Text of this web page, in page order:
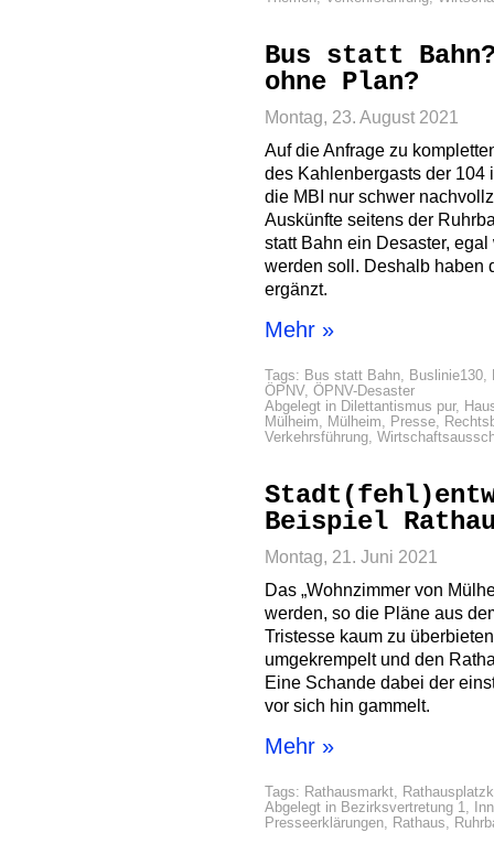
Bus statt
ohne Plan?
Montag, 23. August 2021
Auf die Anfrage zu
des Kahlenbergasts der 104
die MBI nur schwer
Auskünfte seitens der
statt Bahn ein Desaster,
werden soll. Deshalb haben
ergänzt.
Mehr »
Tags: Bus statt Bahn, Buslinie130,
ÖPNV, ÖPNV-Desaster
Abgelegt in Dilettantismus pur,
Mülheim, Mülheim, Presse,
Verkehrsführung,
Beispiel
Montag, 21. Juni 2021
Das „Wohnzimmer von
werden, so die Pläne aus
Tristesse kaum zu
umgekrempelt und den
Eine Schande dabei der
vor sich hin gammelt.
Mehr »
Tags: Rathausmarkt,
Abgelegt in Bezirksvertretung 1,
Presseerklärungen, Rathaus,